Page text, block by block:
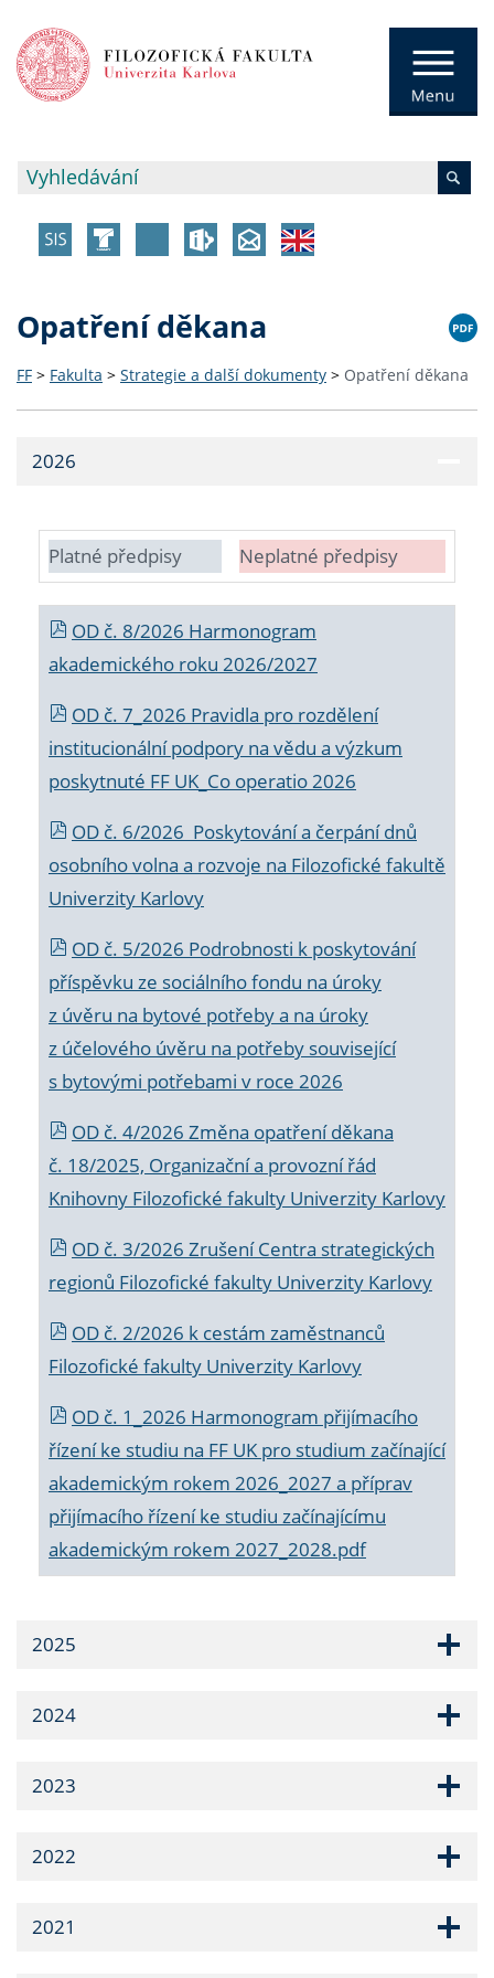
Opatření děkana
FF > Fakulta > Strategie a další dokumenty > Opatření děkana
2026
Platné předpisy Neplatné předpisy
OD č. 8/2026 Harmonogram
akademického roku 2026/2027
OD č. 7_2026 Pravidla pro rozdělení
institucionální podpory na vědu a výzkum
poskytnuté FF UK_Co operatio 2026
OD č. 6/2026 Poskytování a čerpání dnů
osobního volna a rozvoje na Filozofické fakultě
Univerzity Karlovy
OD č. 5/2026 Podrobnosti k poskytování
příspěvku ze sociálního fondu na úroky
z úvěru na bytové potřeby a na úroky
z účelového úvěru na potřeby související
s bytovými potřebami v roce 2026
OD č. 4/2026 Změna opatření děkana
č. 18/2025, Organizační a provozní řád
Knihovny Filozofické fakulty Univerzity Karlovy
OD č. 3/2026 Zrušení Centra strategických
regionů Filozofické fakulty Univerzity Karlovy
OD č. 2/2026 k cestám zaměstnanců
Filozofické fakulty Univerzity Karlovy
OD č. 1_2026 Harmonogram přijímacího
řízení ke studiu na FF UK pro studium začínající
akademickým rokem 2026_2027 a příprav
přijímacího řízení ke studiu začínajícímu
akademickým rokem 2027_2028.pdf
2025
2024
2023
2022
2021